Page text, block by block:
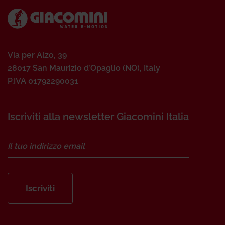
Via per Alzo, 39
28017 San Maurizio d’Opaglio (NO), Italy
P.IVA 01792290031
Iscriviti alla newsletter Giacomini Italia
Iscriviti